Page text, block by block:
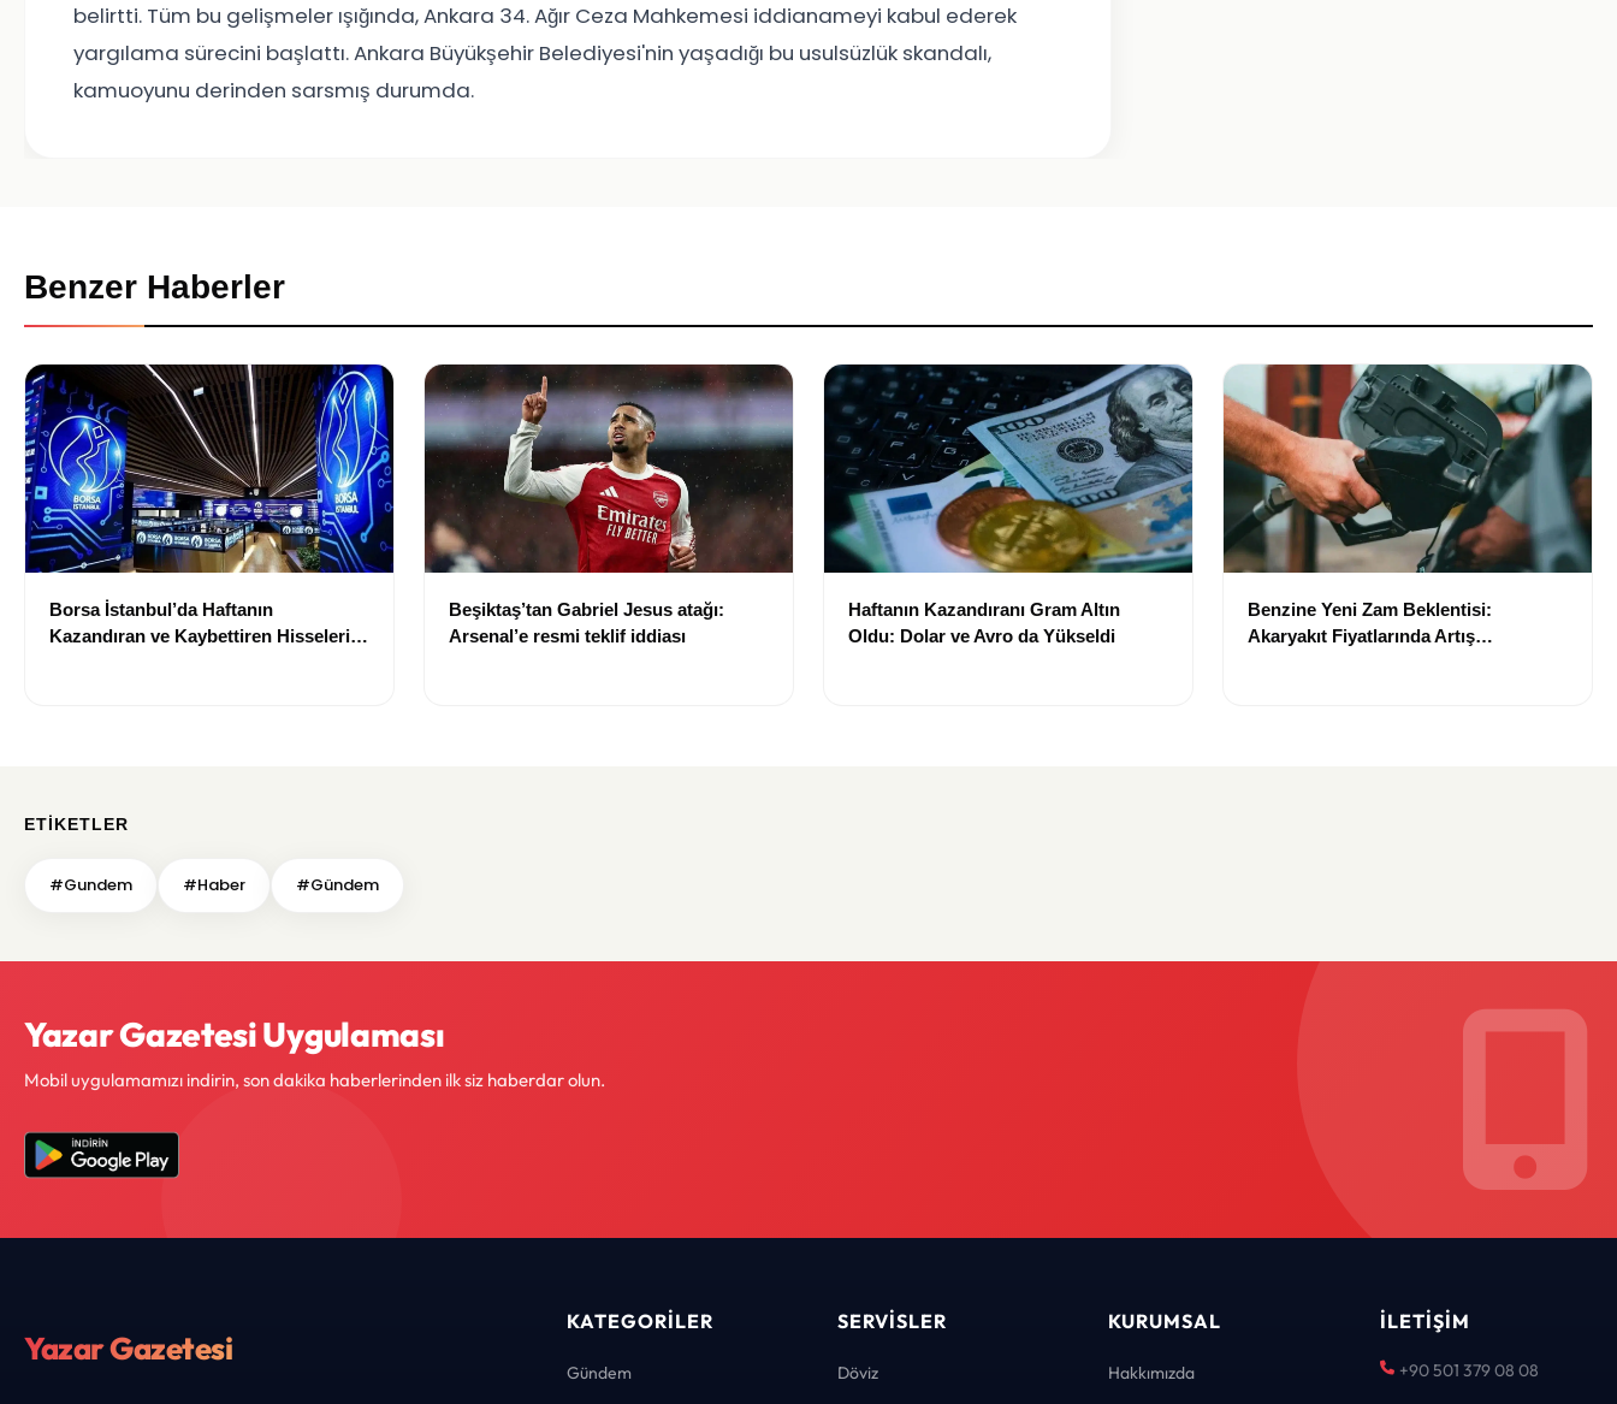
belirtti. Tüm bu gelişmeler ışığında, Ankara 34. Ağır Ceza Mahkemesi iddianameyi kabul ederek
yargılama sürecini başlattı. Ankara Büyükşehir Belediyesi'nin yaşadığı bu usulsüzlük skandalı,
kamuoyunu derinden sarsmış durumda.
Benzer Haberler
Borsa İstanbul’da Haftanın
Kazandıran ve Kaybettiren Hisseleri
Beşiktaş’tan Gabriel Jesus atağı:
Arsenal’e resmi teklif iddiası
Haftanın Kazandıranı Gram Altın
Oldu: Dolar ve Avro da Yükseldi
Benzine Yeni Zam Beklentisi:
Akaryakıt Fiyatlarında Artış
ETIKETLER
#Gundem #Haber #Gündem
Yazar Gazetesi Uygulaması
Mobil uygulamamızı indirin, son dakika haberlerinden ilk siz haberdar olun.
Yazar Gazetesi
KATEGORILER
Gündem
SERVISLER
Döviz
KURUMSAL
Hakkımızda
İLETIŞIM
+90 501 379 08 08